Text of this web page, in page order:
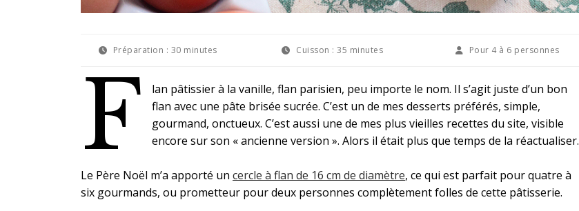
Préparation : 30 minutes Cuisson : 35 minutes Pour 4 à 6 personnes
F
lan pâtissier à la vanille, flan parisien, peu importe le nom. Il s’agit juste d’un bon
flan avec une pâte brisée sucrée. C’est un de mes desserts préférés, simple,
gourmand, onctueux. C’est aussi une de mes plus vieilles recettes du site, visible
encore sur son « ancienne version ». Alors il était plus que temps de la réactualiser.
Le Père Noël m’a apporté un cercle à flan de 16 cm de diamètre, ce qui est parfait pour quatre à
six gourmands, ou prometteur pour deux personnes complètement folles de cette pâtisserie.